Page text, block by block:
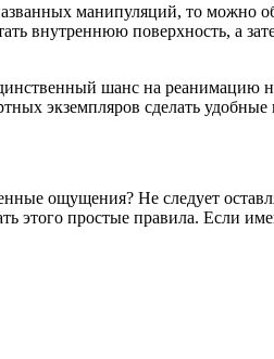
манипуляций, то можно
внутреннюю поверхность, а
шанс на
экземпляров сделать удобные
ощущения? Не следует
этого простые правила. Если